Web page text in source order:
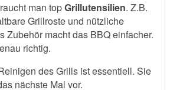
man topGrillutensilien. Z.B.
Grillroste und nützliche
Zubehör macht das BBQ einfacher.
richtig.
des Grills ist essentiell. Sie
nächste Mal vor.